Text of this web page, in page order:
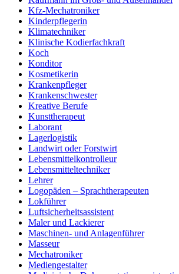
Kfz-Mechatroniker
Kinderpflegerin
Klimatechniker
Klinische Kodierfachkraft
Koch
Konditor
Kosmetikerin
Krankenpfleger
Krankenschwester
Kreative Berufe
Kunsttherapeut
Laborant
Lagerlogistik
Landwirt oder Forstwirt
Lebensmittelkontrolleur
Lebensmitteltechniker
Lehrer
Logopäden – Sprachtherapeuten
Lokführer
Luftsicherheitsassistent
Maler und Lackierer
Maschinen- und Anlagenführer
Masseur
Mechatroniker
Mediengestalter